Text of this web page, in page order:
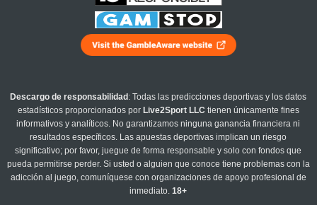
Descargo de responsabilidad : Todas las predicciones deportivas y los datos
estadísticos proporcionados por Live2Sport LLC tienen únicamente fines
informativos y analíticos. No garantizamos ninguna ganancia financiera ni
resultados específicos. Las apuestas deportivas implican un riesgo
significativo; por favor, juegue de forma responsable y solo con fondos que
pueda permitirse perder. Si usted o alguien que conoce tiene problemas con la
adicción al juego, comuníquese con organizaciones de apoyo profesional de
inmediato.18+